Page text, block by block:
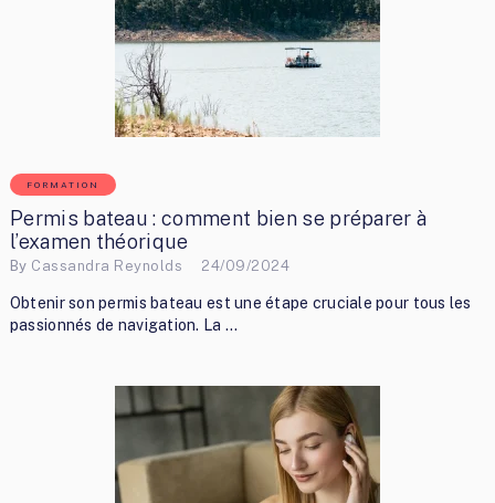
FORMATION
Permis bateau : comment bien se préparer à
l’examen théorique
By Cassandra Reynolds 24/09/2024
Obtenir son permis bateau est une étape cruciale pour tous les
passionnés de navigation. La …